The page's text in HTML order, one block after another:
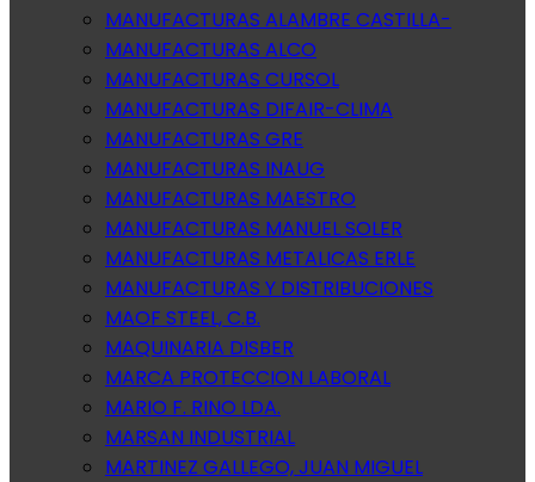
MANUFACTURAS ALAMBRE CASTILLA-
MANUFACTURAS ALCO
MANUFACTURAS CURSOL
MANUFACTURAS DIFAIR-CLIMA
MANUFACTURAS GRE
MANUFACTURAS INAUG
MANUFACTURAS MAESTRO
MANUFACTURAS MANUEL SOLER
MANUFACTURAS METALICAS ERLE
MANUFACTURAS Y DISTRIBUCIONES
MAOF STEEL, C.B.
MAQUINARIA DISBER
MARCA PROTECCION LABORAL
MARIO F. RINO LDA.
MARSAN INDUSTRIAL
MARTINEZ GALLEGO, JUAN MIGUEL